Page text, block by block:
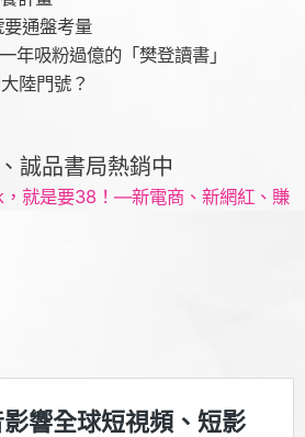
通盤考量
年吸粉過億的「樊登讀書」
陸門號？
誠品書局熱銷中
就是要38！—新電商、新網紅、賺